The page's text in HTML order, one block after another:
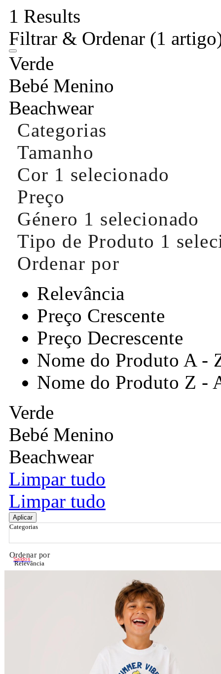
1 Results
Filtrar & Ordenar (1
Verde
Bebé Menino
Beachwear
Categorias
Tamanho
Cor 1 selecionado
Preço
Género 1 selecionado
Tipo de Produto 1
Ordenar por
Relevância
Preço Crescente
Preço Decrescente
Nome do Produto A -
Nome do Produto Z -
Verde
Bebé Menino
Beachwear
Limpar tudo
Limpar tudo
Aplicar
Categorias
Ordenar por
Relevância
Saldos